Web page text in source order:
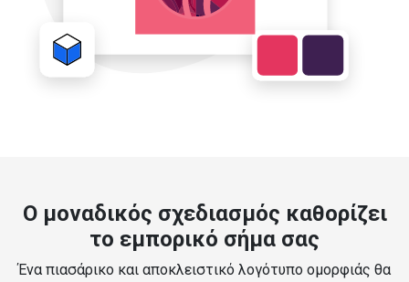
Ο μοναδικός σχεδιασμός καθορίζει
το εμπορικό σήμα σας
Ένα πιασάρικο και αποκλειστικό λογότυπο ομορφιάς θα